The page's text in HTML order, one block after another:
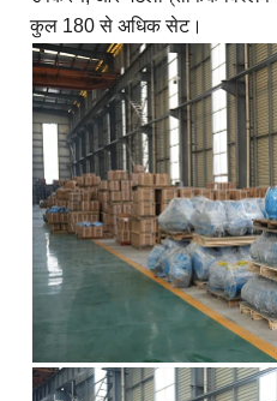
कुल 180 से अधिक सेट।